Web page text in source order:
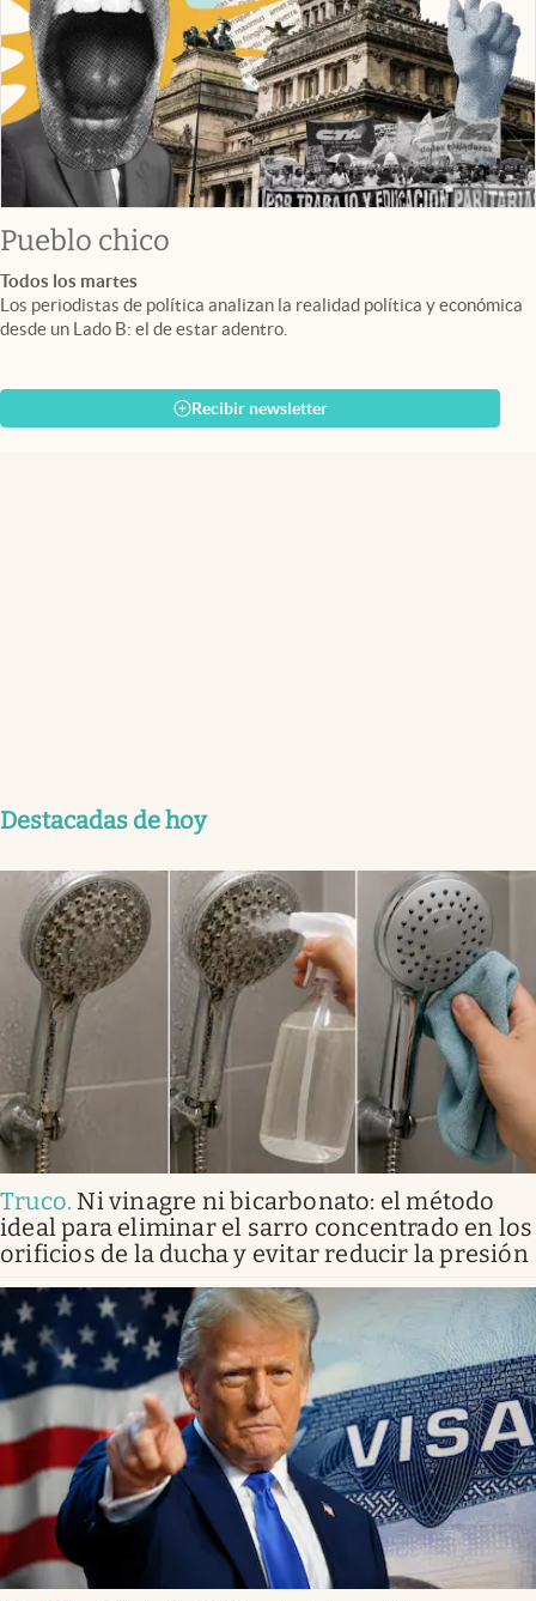
Pueblo chico
Todos los martes
Los periodistas de política analizan la realidad política y económica
desde un Lado B: el de estar adentro.
Recibir newsletter
Destacadas de hoy
Truco. Ni vinagre ni bicarbonato: el método
ideal para eliminar el sarro concentrado en los
orificios de la ducha y evitar reducir la presión